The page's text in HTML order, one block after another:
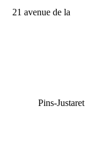
21 avenue de la
Pins-Justaret